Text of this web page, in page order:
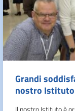
Grandi
nostro Istituto